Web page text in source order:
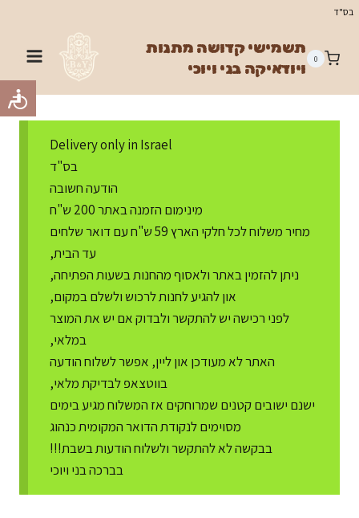
Skip
content
בס"ד
0
תשמישי קדושה מתנות
ויודאיקה בני ויוכי
Delivery only in Israel
בס"ד
הודעה חשובה
מינימום הזמנה באתר 200 ש"ח
מחיר משלוח לכל חלקי הארץ 59 ש"ח עם דואר שלחים
עד הבית,
ניתן להזמין באתר ולאסוף מהחנות בשעות הפתיחה,
און להגיע לחנות לרכוש ולשלם במקום,
לפני רכישה יש להתקשר ולבדוק אם יש את המוצר
במלאי,
האתר לא מעודכן און ליין, אפשר לשלוח הודעה
בווטצאפ לבדיקת מלאי,
ישנם ישובים קטנים שמרוחקים אז המשלוח מגיע בימים
מסוימים לנקודת הדואר המקומית כנהוג
בבקשה לא להתקשר ולשלוח הודעות בשבת!!!
בברכה בני ויוכי